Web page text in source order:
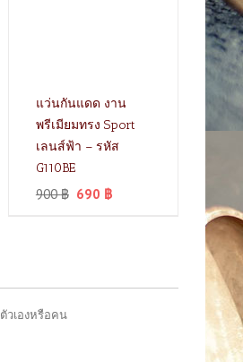
แว่นกันแดด งาน
พรีเมียมทรง Sport
เลนส์ฟ้า – รหัส
G110BE
900฿ 690 ฿
วเองหรือคน